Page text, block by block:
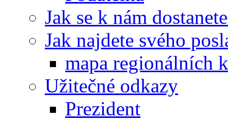
Jak se k nám
Jak najdete svého
mapa regionálních
Užitečné odkazy
Prezident